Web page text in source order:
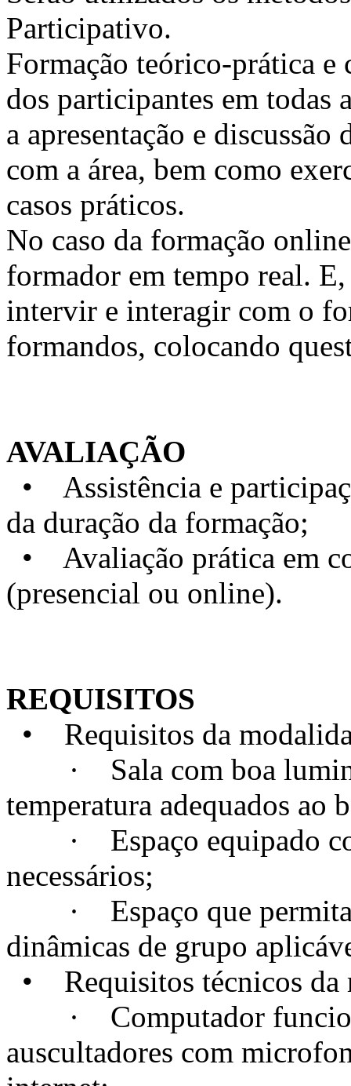
Participativo.
Formação teórico-prática e
dos participantes em todas
a apresentação e
com a área, bem como
casos práticos.
No caso da formação
formador em tempo real.
intervir e interagir com o
formandos, colocando
AVALIAÇÃO
• Assistência e
da duração da formação;
• Avaliação prática em
(presencial ou online).
REQUISITOS
• Requisitos da
· Sala com boa
temperatura adequados ao
· Espaço equipado
necessários;
· Espaço que permita
dinâmicas de grupo
• Requisitos técnicos da
· Computador
auscultadores com